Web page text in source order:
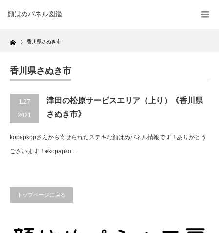
顔はめパネル図鑑
Home 香川県さぬき市
香川県さぬき市
1.27
2021
津田の松原サービスエリア（上り）《香川県
さぬき市》
kopapkopさんから寄せられたステキな顔はめパネル情報です！ありがとう
ございます！●kopapko...
トップページに戻る